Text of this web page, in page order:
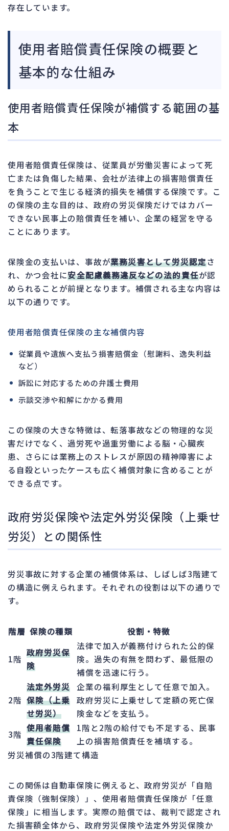
存在しています。
使用者賠償責任保険の概要と
基本的な仕組み
使用者賠償責任保険が補償する範囲の基
本
使用者賠償責任保険は、従業員が労働災害によって死
亡または負傷した結果、会社が法律上の損害賠償責任
を負うことで生じる経済的損失を補償する保険です。こ
の保険の主な目的は、政府の労災保険だけではカバー
できない民事上の賠償責任を補い、企業の経営を守る
ことにあります。
保険金の支払いは、事故が業務災害として労災認定さ
れ、かつ会社に安全配慮義務違反などの法的責任が認
められることが前提となります。補償される主な内容は
以下の通りです。
使用者賠償責任保険の主な補償内容
従業員や遺族へ支払う損害賠償金（慰謝料、逸失利益
など）
訴訟に対応するための弁護士費用
示談交渉や和解にかかる費用
この保険の大きな特徴は、転落事故などの物理的な災
害だけでなく、過労死や過重労働による脳・心臓疾
患、さらには業務上のストレスが原因の精神障害によ
る自殺といったケースも広く補償対象に含めることが
できる点です。
政府労災保険や法定外労災保険（上乗せ
労災）との関係性
労災事故に対する企業の補償体系は、しばしば3階建て
の構造に例えられます。それぞれの役割は以下の通りで
す。
階層 保険の種類 役割・特徴
1階
政府労災保
険
法律で加入が義務付けられた公的保
険。過失の有無を問わず、最低限の
補償を迅速に行う。
2階
法定外労災
保険（上乗
せ労災）
企業の福利厚生として任意で加入。
政府労災に上乗せして定額の死亡保
険金などを支払う。
3階
使用者賠償
責任保険
1階と2階の給付でも不足する、民事
上の損害賠償責任を補填する。
労災補償の3階建て構造
この関係は自動車保険に例えると、政府労災が「自賠
責保険（強制保険）」、使用者賠償責任保険が「任意
保険」に相当します。実際の賠償では、裁判で認定され
た損害額全体から、政府労災保険や法定外労災保険か